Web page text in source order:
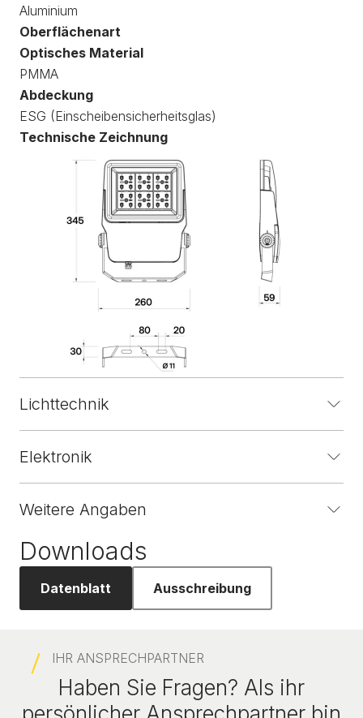
Aluminium
Oberflächenart
Optisches Material
PMMA
Abdeckung
ESG (Einscheibensicherheitsglas)
Technische Zeichnung
Lichttechnik
Elektronik
Weitere Angaben
Downloads
Datenblatt Ausschreibung
IHR ANSPRECHPARTNER
Haben Sie Fragen? Als ihr